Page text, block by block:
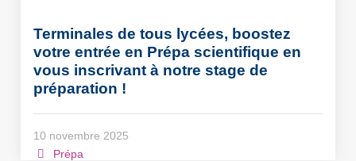
Terminales de tous lycées, boostez
votre entrée en Prépa scientifique en
vous inscrivant à notre stage de
préparation !
10 novembre 2025
Prépa